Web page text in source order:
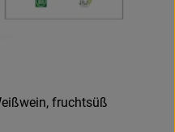
fruchtsüß